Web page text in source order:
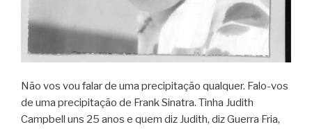
Não vos vou falar de uma precipitação qualquer. Falo-vos
de uma precipitação de Frank Sinatra. Tinha Judith
Campbell uns 25 anos e quem diz Judith, diz Guerra Fria,